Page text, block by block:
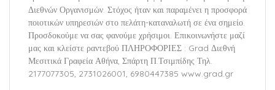
Διεθνών Οργανισμών. Στόχος ήταν και παραμένει η προσφορά
ποιοτικών υπηρεσιών στο πελάτη-καταναλωτή σε ένα σημείο.
Προσδοκούμε να σας φανούμε χρήσιμοι. Επικοινωνήστε μαζί
μας και κλείστε ραντεβού ΠΛΗΡΟΦΟΡΙΕΣ : Grad Διεθνή
Μεσιτικά Γραφεία Αθήνα, Σπάρτη Π.Τσιμπίδης Τηλ.
2177077305, 2731026001, 6980447385 www.grad.gr